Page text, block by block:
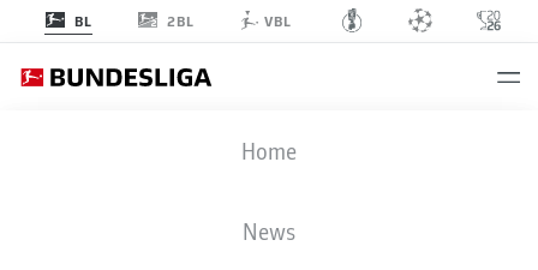
BL 2BL VBL
Home
News
VFB
0 1